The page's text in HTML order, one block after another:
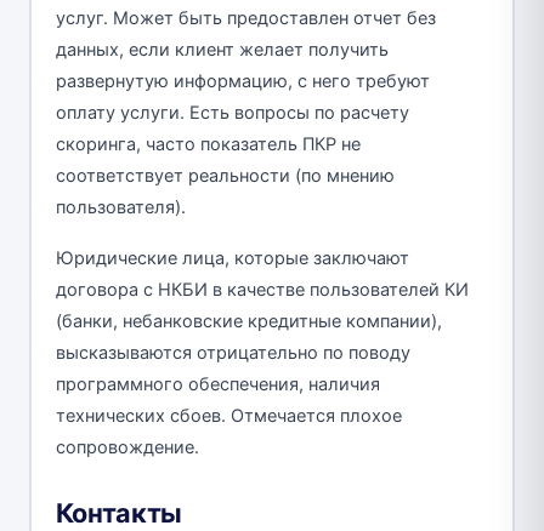
услуг. Может быть предоставлен отчет без
данных, если клиент желает получить
развернутую информацию, с него требуют
оплату услуги. Есть вопросы по расчету
скоринга, часто показатель ПКР не
соответствует реальности (по мнению
пользователя).
Юридические лица, которые заключают
договора с НКБИ в качестве пользователей КИ
(банки, небанковские кредитные компании),
высказываются отрицательно по поводу
программного обеспечения, наличия
технических сбоев. Отмечается плохое
сопровождение.
Контакты